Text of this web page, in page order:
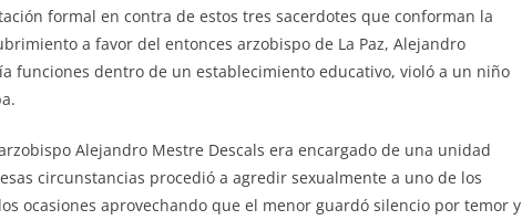
formal en contra de estos tres sacerdotes que conforman la
a favor del entonces arzobispo de La Paz, Alejandro
funciones dentro de un establecimiento educativo, violó a un niño
Alejandro Mestre Descals era encargado de una unidad
circunstancias procedió a agredir sexualmente a uno de los
ocasiones aprovechando que el menor guardó silencio por temor y